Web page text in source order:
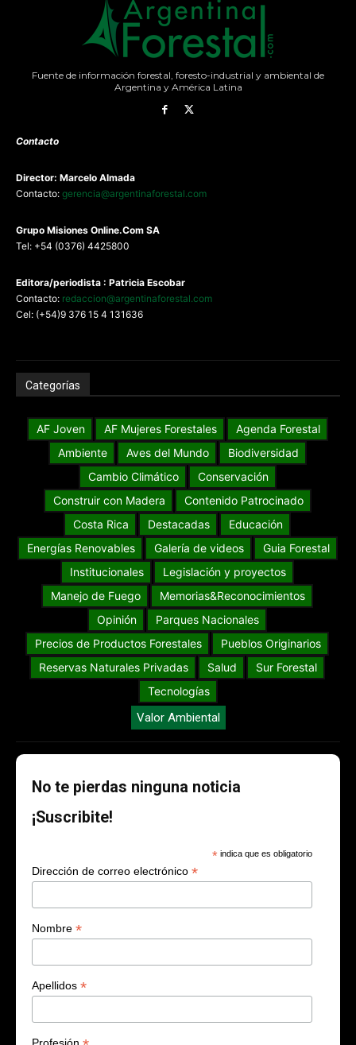
Fuente de información forestal, foresto-industrial y ambiental de
Argentina y América Latina
Contacto
Director: Marcelo Almada
Contacto: gerencia@argentinaforestal.com
Grupo Misiones Online.Com SA
Tel: +54 (0376) 4425800
Editora/periodista : Patricia Escobar
Contacto: redaccion@argentinaforestal.com
Cel: (+54)9 376 15 4 131636
Categorías
AF Joven AF Mujeres Forestales
Agenda Forestal
Ambiente
Aves del Mundo
Biodiversidad
Cambio Climático
Conservación
Construir con Madera
Contenido Patrocinado
Costa Rica
Destacadas
Educación
Energías Renovables
Galería de videos
Guia Forestal
Institucionales
Legislación y proyectos
Manejo de Fuego
Memorias&Reconocimientos
Opinión
Parques Nacionales
Precios de Productos Forestales
Pueblos Originarios
Reservas Naturales Privadas
Salud
Sur Forestal
Tecnologías
Valor Ambiental
No te pierdas ninguna noticia
¡Suscribite!
* indica que es obligatorio
Dirección de correo electrónico *
Nombre *
Apellidos *